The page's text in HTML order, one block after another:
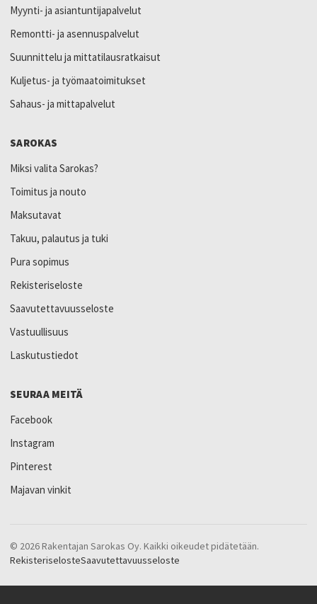
Myynti- ja asiantuntijapalvelut
Remontti- ja asennuspalvelut
Suunnittelu ja mittatilausratkaisut
Kuljetus- ja työmaatoimitukset
Sahaus- ja mittapalvelut
SAROKAS
Miksi valita Sarokas?
Toimitus ja nouto
Maksutavat
Takuu, palautus ja tuki
Pura sopimus
Rekisteriseloste
Saavutettavuusseloste
Vastuullisuus
Laskutustiedot
SEURAA MEITÄ
Facebook
Instagram
Pinterest
Majavan vinkit
© 2026 Rakentajan Sarokas Oy. Kaikki oikeudet pidätetään.
RekisteriselosteSaavutettavuusseloste